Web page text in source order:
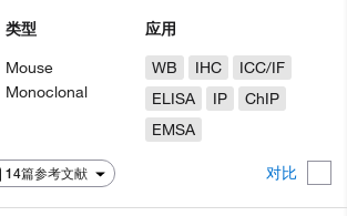
14篇参考文献 对比
类型
Mouse
Monoclonal
应用
WB
IHC
ICC/IF
ELISA
IP
ChIP
EMSA